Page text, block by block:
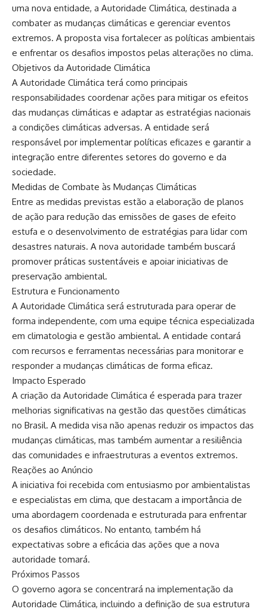
uma nova entidade, a Autoridade Climática, destinada a
combater as mudanças climáticas e gerenciar eventos
extremos. A proposta visa fortalecer as políticas ambientais
e enfrentar os desafios impostos pelas alterações no clima.
Objetivos da Autoridade Climática
A Autoridade Climática terá como principais
responsabilidades coordenar ações para mitigar os efeitos
das mudanças climáticas e adaptar as estratégias nacionais
a condições climáticas adversas. A entidade será
responsável por implementar políticas eficazes e garantir a
integração entre diferentes setores do governo e da
sociedade.
Medidas de Combate às Mudanças Climáticas
Entre as medidas previstas estão a elaboração de planos
de ação para redução das emissões de gases de efeito
estufa e o desenvolvimento de estratégias para lidar com
desastres naturais. A nova autoridade também buscará
promover práticas sustentáveis e apoiar iniciativas de
preservação ambiental.
Estrutura e Funcionamento
A Autoridade Climática será estruturada para operar de
forma independente, com uma equipe técnica especializada
em climatologia e gestão ambiental. A entidade contará
com recursos e ferramentas necessárias para monitorar e
responder a mudanças climáticas de forma eficaz.
Impacto Esperado
A criação da Autoridade Climática é esperada para trazer
melhorias significativas na gestão das questões climáticas
no Brasil. A medida visa não apenas reduzir os impactos das
mudanças climáticas, mas também aumentar a resiliência
das comunidades e infraestruturas a eventos extremos.
Reações ao Anúncio
A iniciativa foi recebida com entusiasmo por ambientalistas
e especialistas em clima, que destacam a importância de
uma abordagem coordenada e estruturada para enfrentar
os desafios climáticos. No entanto, também há
expectativas sobre a eficácia das ações que a nova
autoridade tomará.
Próximos Passos
O governo agora se concentrará na implementação da
Autoridade Climática, incluindo a definição de sua estrutura